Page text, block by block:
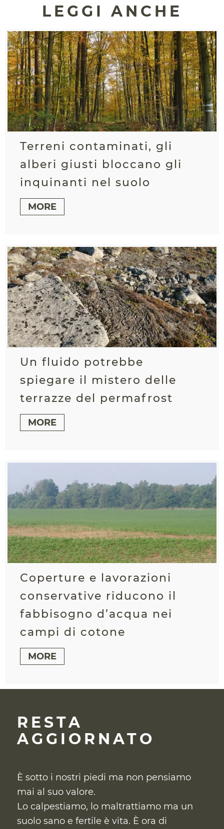
LEGGI ANCHE
Terreni contaminati, gli
alberi giusti bloccano gli
inquinanti nel suolo
MORE
Un fluido potrebbe
spiegare il mistero delle
terrazze del permafrost
MORE
Coperture e lavorazioni
conservative riducono il
fabbisogno d’acqua nei
campi di cotone
MORE
RESTA
AGGIORNATO
È sotto i nostri piedi ma non pensiamo
mai al suo valore.
Lo calpestiamo, lo maltrattiamo ma un
suolo sano e fertile è vita. È ora di